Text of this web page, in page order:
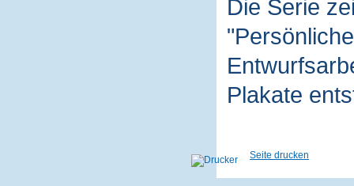
Die Serie
Plakate
Seite drucken